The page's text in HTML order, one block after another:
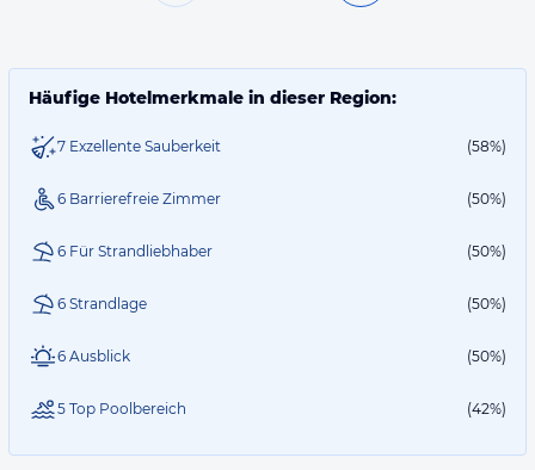
Häufige Hotelmerkmale in dieser Region:
7 Exzellente Sauberkeit (58%)
6 Barrierefreie Zimmer (50%)
6 Für Strandliebhaber (50%)
6 Strandlage (50%)
6 Ausblick (50%)
5 Top Poolbereich (42%)